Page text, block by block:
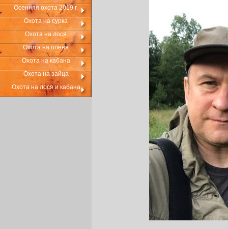
Осенняя охота 2019 г.
Охота на сурка
Охота на лося
Охота на оленя
Охота на кабана
Охота на зайца
Охота на лося и кабана